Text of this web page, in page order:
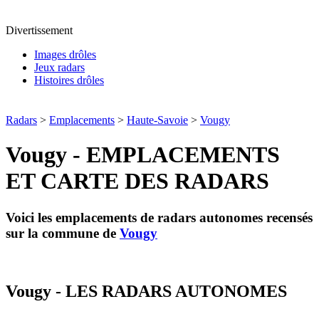
Divertissement
Images drôles
Jeux radars
Histoires drôles
Radars > Emplacements > Haute-Savoie > Vougy
Vougy - EMPLACEMENTS
ET CARTE DES RADARS
Voici les emplacements de radars autonomes recensés
sur la commune de Vougy
Vougy - LES RADARS AUTONOMES